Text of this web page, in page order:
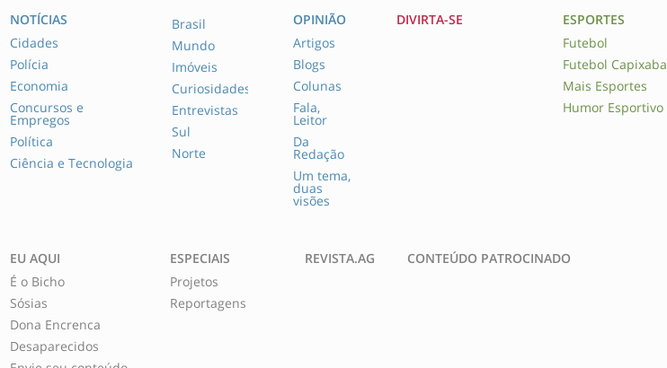
NOTÍCIAS
Cidades
Polícia
Economia
Concursos e
Empregos
Política
Ciência e Tecnologia
Brasil
Mundo
Imóveis
Curiosidades
Entrevistas
Sul
Norte
OPINIÃO
Artigos
Blogs
Colunas
Fala,
Leitor
Da
Redação
Um tema,
duas
visões
DIVIRTA-SE
ESPORTES
Futebol
Futebol Capixaba
Mais Esportes
Humor Esportivo
EU AQUI
É o Bicho
Sósias
Dona Encrenca
Desaparecidos
ESPECIAIS
Projetos
Reportagens
REVISTA.AG CONTEÚDO PATROCINADO